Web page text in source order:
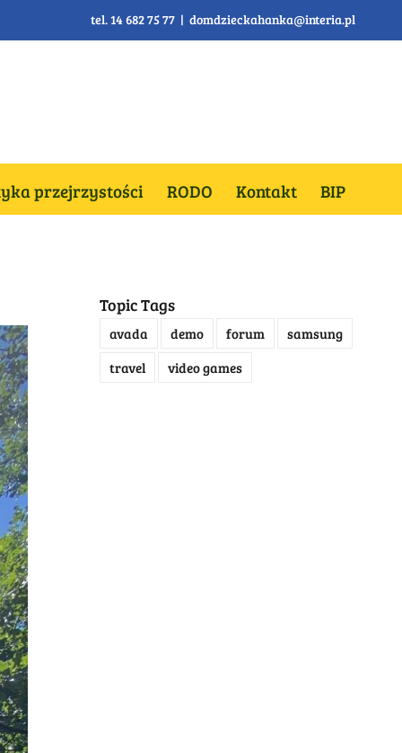
tel. 14 682 75 77 | domdzieckahanka@interia.pl
przejrzystości RODO Kontakt BIP
Topic Tags
avada demo forum
samsung
travel
video games